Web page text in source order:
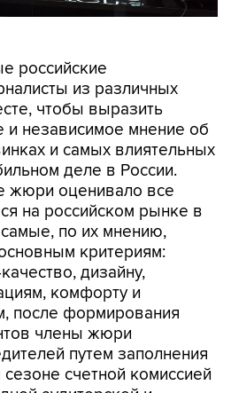
российские
из различных
чтобы выразить
и независимое мнение об
и самых влиятельных
деле в России.
жюри оценивало все
на российском рынке в
по их мнению,
критериям:
дизайну,
комфорту и
после формирования
члены жюри
путем заполнения
счетной комиссией